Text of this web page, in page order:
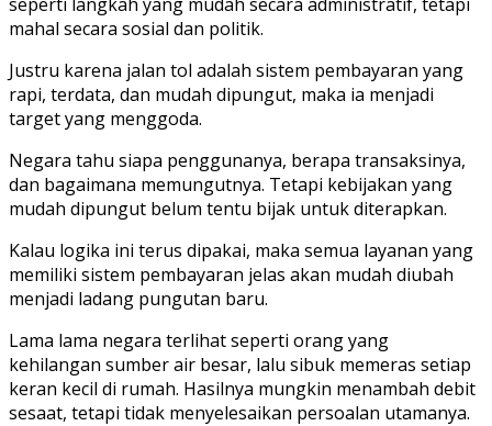
mahal secara sosial dan politik.
Justru karena jalan tol adalah sistem pembayaran yang
rapi, terdata, dan mudah dipungut, maka ia menjadi
target yang menggoda.
Negara tahu siapa penggunanya, berapa transaksinya,
dan bagaimana memungutnya. Tetapi kebijakan yang
mudah dipungut belum tentu bijak untuk diterapkan.
Kalau logika ini terus dipakai, maka semua layanan yang
memiliki sistem pembayaran jelas akan mudah diubah
menjadi ladang pungutan baru.
Lama lama negara terlihat seperti orang yang
kehilangan sumber air besar, lalu sibuk memeras setiap
keran kecil di rumah. Hasilnya mungkin menambah debit
sesaat, tetapi tidak menyelesaikan persoalan utamanya.